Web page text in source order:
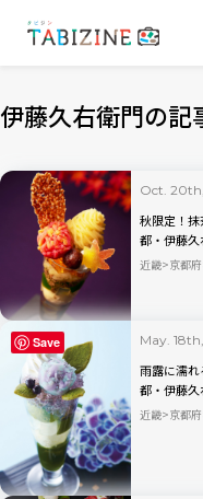
伊藤久右衛門の記
Oct.
秋限定！
都・伊藤久
近畿 京都府
May.
雨露に濡
都・伊藤久
近畿 京都府
Save